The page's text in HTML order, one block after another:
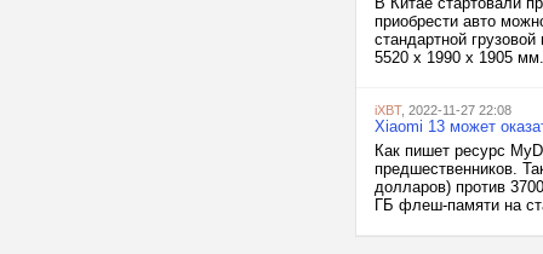
приобрести авто
стандартной
5520 х 1990 х 1905
iXBT, 2022-11-27 22:08
Xiaomi 13 может
Как пишет ресурс
предшественников.
долларов) против
ГБ флеш-памяти на